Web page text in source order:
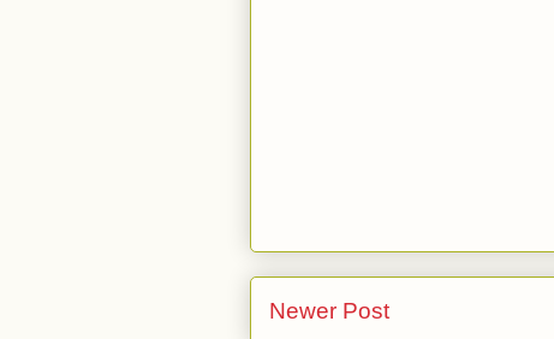
Newer Post